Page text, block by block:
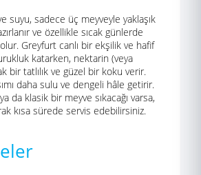
suyu, sadece üç meyveyle yaklaşık
ve özellikle sıcak günlerde
Greyfurt canlı bir ekşilik ve hafif
katarken, nektarin (veya
bir tatlılık ve güzel bir koku verir.
daha sulu ve dengeli hâle getirir.
da klasik bir meyve sıkacağı varsa,
kısa sürede servis edebilirsiniz.